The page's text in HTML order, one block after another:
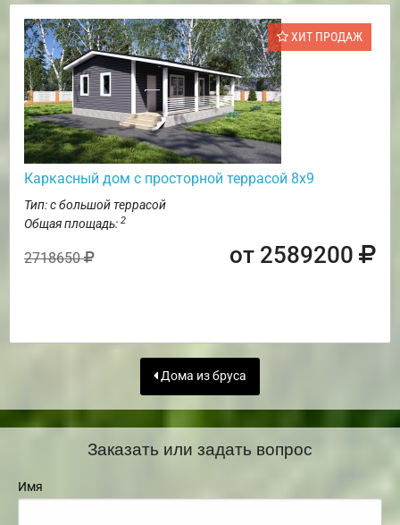
ХИТ ПРОДАЖ
Каркасный дом с просторной террасой 8х9
Тип: с большой террасой
Общая площадь: 2
2718650 от 2589200
Дома из бруса
Заказать или задать вопрос
Имя